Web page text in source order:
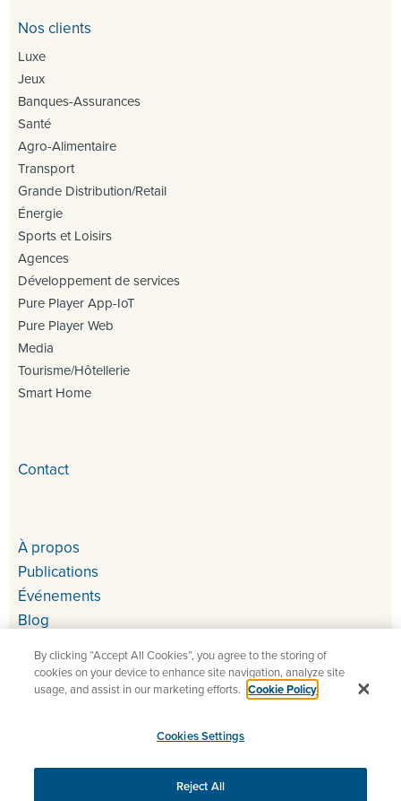
Nos clients
Luxe
Jeux
Banques-Assurances
Santé
Agro-Alimentaire
Transport
Grande Distribution/Retail
Énergie
Sports et Loisirs
Agences
Développement de services
Pure Player App-IoT
Pure Player Web
Media
Tourisme/Hôtellerie
Smart Home
Contact
À propos
Publications
Événements
Blog
Copyright 2026 StarDust – Tests QA et UAT de tous vos
services numériques
By clicking “Accept All Cookies”, you agree to the storing of
cookies on your device to enhance site navigation, analyze site
usage, and assist in our marketing efforts. Cookie Policy
Cookies Settings
Reject All